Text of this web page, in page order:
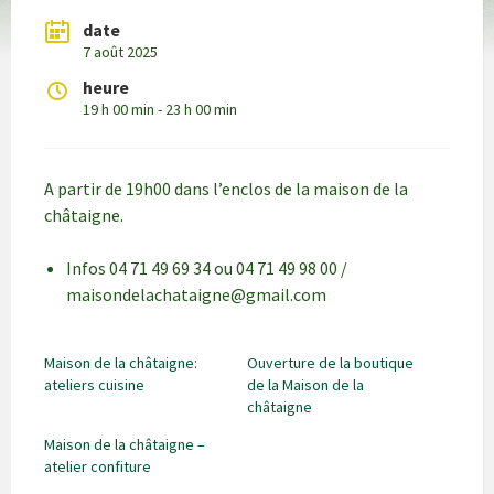
date
7 août 2025
heure
19 h 00 min - 23 h 00 min
A partir de 19h00 dans l’enclos de la maison de la
châtaigne.
Infos 04 71 49 69 34 ou 04 71 49 98 00 /
maisondelachataigne@gmail.com
Maison de la châtaigne:
ateliers cuisine
Ouverture de la boutique
de la Maison de la
châtaigne
Maison de la châtaigne –
atelier confiture